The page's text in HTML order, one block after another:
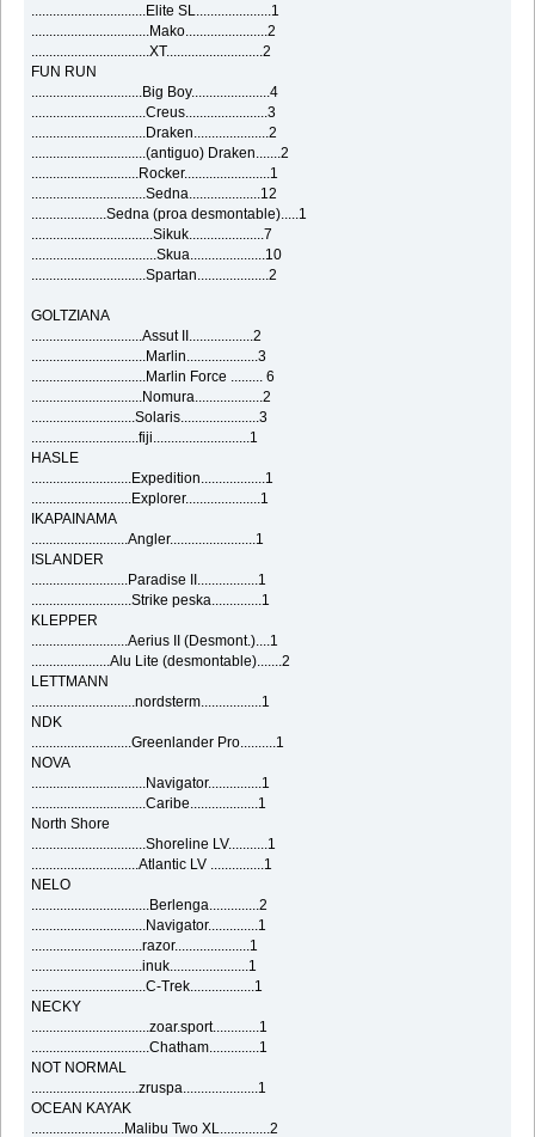
................................Elite SL.....................1
.................................Mako.......................2
.................................XT...........................2
FUN RUN
...............................Big Boy......................4
................................Creus.......................3
................................Draken.....................2
................................(antiguo) Draken.......2
..............................Rocker........................1
................................Sedna....................12
.....................Sedna (proa desmontable).....1
..................................Sikuk.....................7
...................................Skua.....................10
................................Spartan....................2
GOLTZIANA
...............................Assut II..................2
................................Marlin....................3
................................Marlin Force ......... 6
...............................Nomura...................2
.............................Solaris......................3
..............................fiji...........................1
HASLE
............................Expedition..................1
............................Explorer.....................1
IKAPAINAMA
...........................Angler........................1
ISLANDER
...........................Paradise II.................1
............................Strike peska..............1
KLEPPER
...........................Aerius II (Desmont.)....1
......................Alu Lite (desmontable).......2
LETTMANN
.............................nordsterm.................1
NDK
............................Greenlander Pro..........1
NOVA
................................Navigator...............1
................................Caribe...................1
North Shore
................................Shoreline LV...........1
..............................Atlantic LV ...............1
NELO
.................................Berlenga..............2
................................Navigator..............1
...............................razor.....................1
...............................inuk......................1
................................C-Trek..................1
NECKY
.................................zoar.sport.............1
.................................Chatham..............1
NOT NORMAL
..............................zruspa.....................1
OCEAN KAYAK
..........................Malibu Two XL..............2